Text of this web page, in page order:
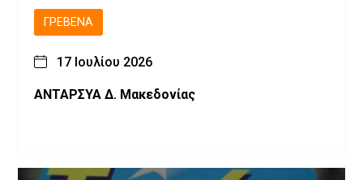
ΓΡΕΒΕΝΆ
17 Ιουλίου 2026
ΑΝΤΑΡΣΥΑ Δ. Μακεδονίας